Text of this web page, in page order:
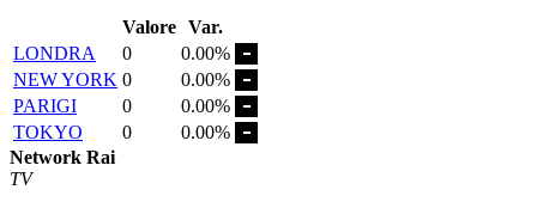
Valore Var.
LONDRA
0
0.00%
NEW YORK 0
0.00%
PARIGI
0
0.00%
TOKYO
0
0.00%
Network Rai
TV